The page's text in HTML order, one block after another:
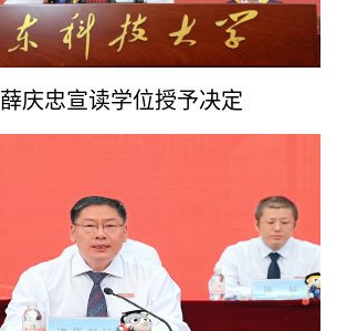
薛庆忠宣读学位授予决定